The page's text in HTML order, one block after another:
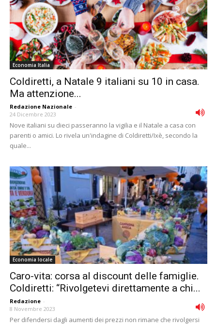
Economia Italia
Coldiretti, a Natale 9 italiani su 10 in casa.
Ma attenzione...
Redazione Nazionale -
24 Dicembre 2023
Nove italiani su dieci passeranno la vigilia e il Natale a casa con
parenti o amici. Lo rivela un'indagine di Coldiretti/Ixè, secondo la
quale...
Economia locale
Caro-vita: corsa al discount delle famiglie.
Coldiretti: “Rivolgetevi direttamente a chi...
Redazione -
8 Novembre 2023
Per difendersi dagli aumenti dei prezzi non rimane che rivolgersi